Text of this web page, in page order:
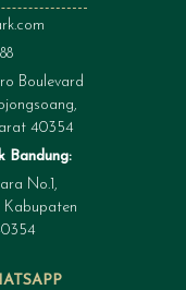
Boulevard
40354
Bandung:
No.1,
Kabupaten